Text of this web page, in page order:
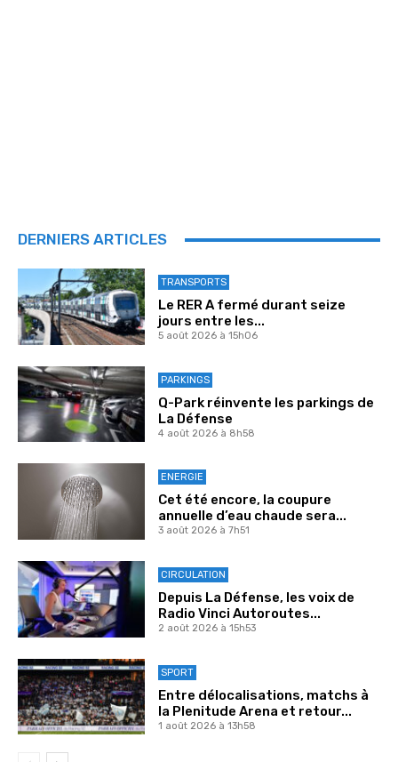
DERNIERS ARTICLES
TRANSPORTS
Le RER A fermé durant seize
jours entre les...
5 août 2026 à 15h06
PARKINGS
Q-Park réinvente les parkings de
La Défense
4 août 2026 à 8h58
ENERGIE
Cet été encore, la coupure
annuelle d’eau chaude sera...
3 août 2026 à 7h51
CIRCULATION
Depuis La Défense, les voix de
Radio Vinci Autoroutes...
2 août 2026 à 15h53
SPORT
Entre délocalisations, matchs à
la Plenitude Arena et retour...
1 août 2026 à 13h58